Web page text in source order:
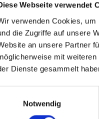
Webseite verwendet
verwenden Cookies,
die Zugriffe auf unsere
an unsere Partner
mit
Dienste gesammelt
Notwendig
die Kontaktaufnahme